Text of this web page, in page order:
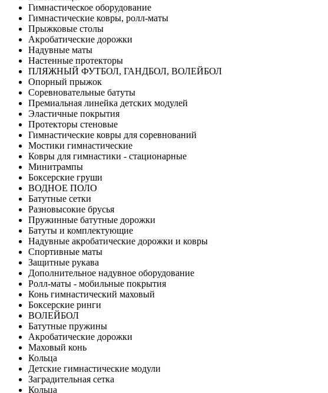
Гимнастическое оборудование
Гимнастические ковры, ролл-маты
Прыжковые столы
Акробатические дорожки
Надувные маты
Настенные протекторы
ПЛЯЖНЫЙ ФУТБОЛ, ГАНДБОЛ, ВОЛЕЙБОЛ
Опорный прыжок
Соревновательные батуты
Премиальная линейка детских модулей
Эластичные покрытия
Протекторы стеновые
Гимнастические ковры для соревнований
Мостики гимнастические
Ковры для гимнастики - стационарные
Минитрампы
Боксерские груши
ВОДНОЕ ПОЛО
Батутные сетки
Разновысокие брусья
Пружинные батутные дорожки
Батуты и комплектующие
Надувные акробатические дорожки и ковры
Спортивные маты
Защитные рукава
Дополнительное надувное оборудование
Ролл-маты - мобильные покрытия
Конь гимнастический маховый
Боксерские ринги
ВОЛЕЙБОЛ
Батутные пружины
Акробатические дорожки
Маховый конь
Кольца
Детские гимнастические модули
Заградительная сетка
Кольца